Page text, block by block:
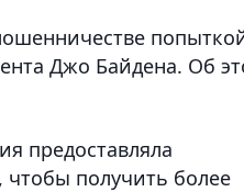
Джо Байдена. Об
предоставляла
чтобы получить более